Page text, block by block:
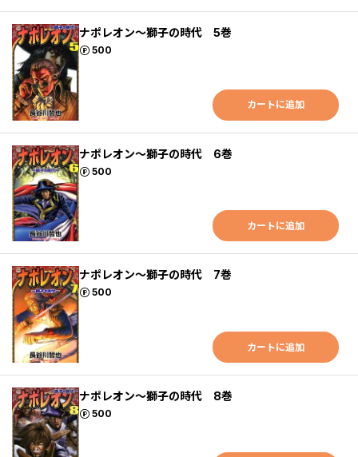
ナポレオン～獅子の時代 5巻
500
ポイント
カートに追加
ナポレオン～獅子の時代 6巻
500
ポイント
カートに追加
ナポレオン～獅子の時代 7巻
500
ポイント
カートに追加
ナポレオン～獅子の時代 8巻
500
ポイント